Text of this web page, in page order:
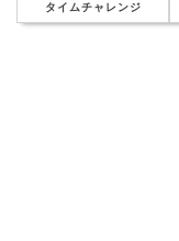
タイムチャレンジ